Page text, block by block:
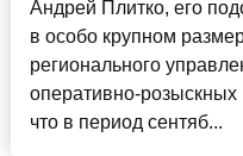
Андрей Плитко, его
в особо крупном
регионального
оперативно-
что в период сентяб...